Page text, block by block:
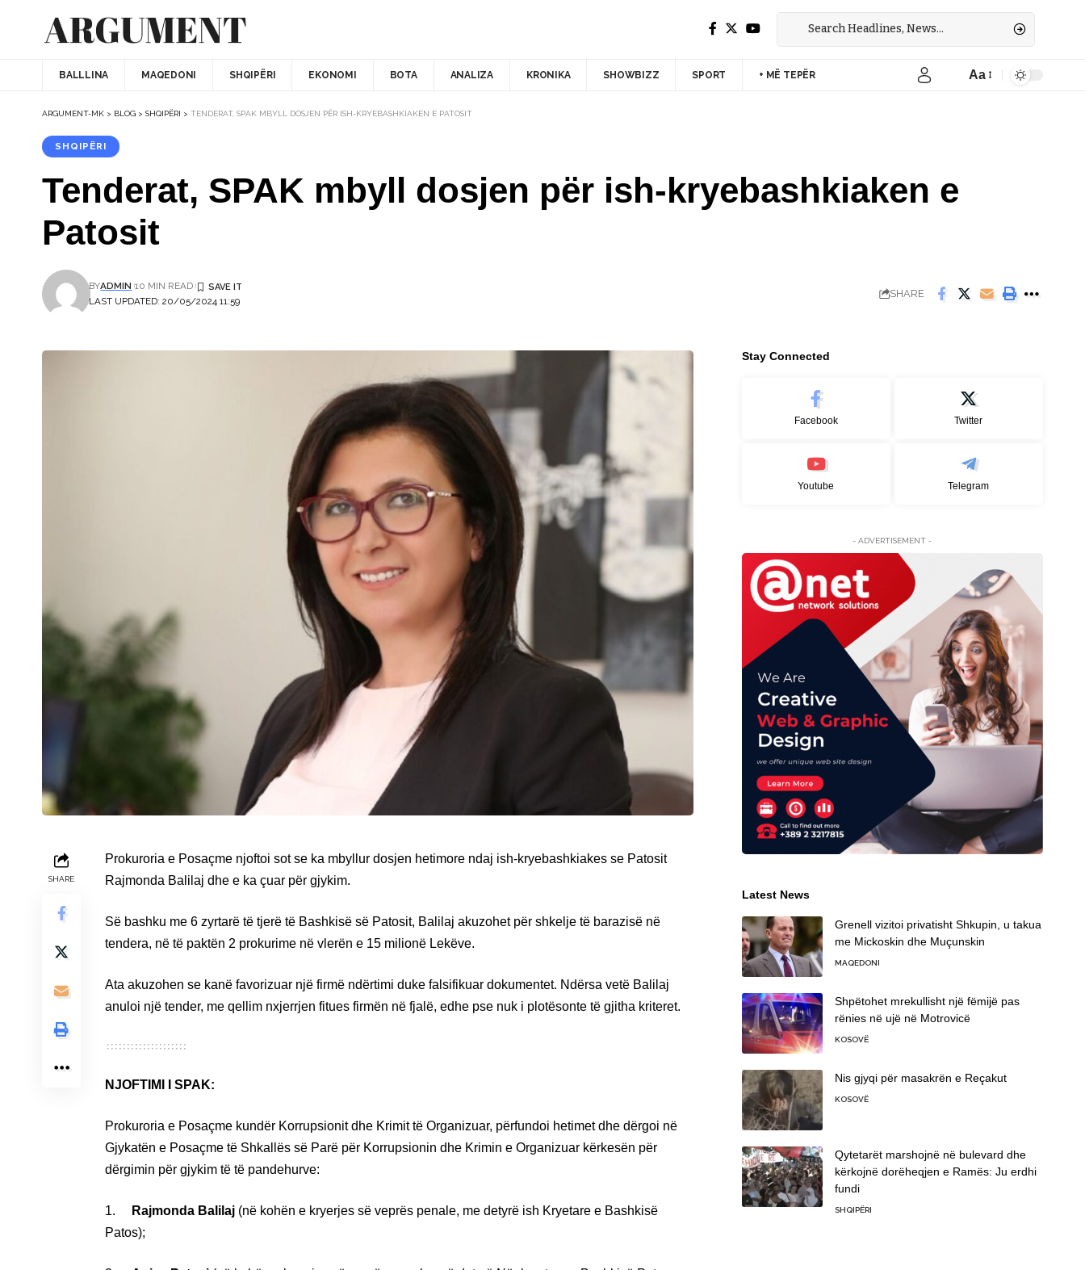
BALLLINA MAQEDONI SHQIPËRI EKONOMI BOTA ANALIZA KRONIKA SHOWBIZZ SPORT + MË TEPËR Aa
ARGUMENT-MK > BLOG > SHQIPËRI > TENDERAT, SPAK MBYLL DOSJEN PËR ISH-KRYEBASHKIAKEN E PATOSIT
SHQIPËRI
Tenderat, SPAK mbyll dosjen për ish-kryebashkiaken e
Patosit
LAST UPDATED: 20/05/2024 11:59
BYADMIN 10 MIN READ
SHARE
SHARE
Prokuroria e Posaçme njoftoi sot se ka mbyllur dosjen hetimore ndaj ish-kryebashkiakes se Patosit
Rajmonda Balilaj dhe e ka çuar për gjykim.
Së bashku me 6 zyrtarë të tjerë të Bashkisë së Patosit, Balilaj akuzohet për shkelje të barazisë në
tendera, në të paktën 2 prokurime në vlerën e 15 milionë Lekëve.
Ata akuzohen se kanë favorizuar një firmë ndërtimi duke falsifikuar dokumentet. Ndërsa vetë Balilaj
anuloi një tender, me qellim nxjerrjen fitues firmën në fjalë, edhe pse nuk i plotësonte të gjitha kriteret.
NJOFTIMI I SPAK:
Prokuroria e Posaçme kundër Korrupsionit dhe Krimit të Organizuar, përfundoi hetimet dhe dërgoi në
Gjykatën e Posaçme të Shkallës së Parë për Korrupsionin dhe Krimin e Organizuar kërkesën për
dërgimin për gjykim të të pandehurve:
1. Rajmonda Balilaj (në kohën e kryerjes së veprës penale, me detyrë ish Kryetare e Bashkisë
Patos);
Stay Connected
Facebook Twitter
Youtube Telegram
- ADVERTISEMENT -
Latest News
Grenell vizitoi privatisht Shkupin, u takua
me Mickoskin dhe Muçunskin
MAQEDONI
Shpëtohet mrekullisht një fëmijë pas
rënies në ujë në Motrovicë
KOSOVË
Nis gjyqi për masakrën e Reçakut
KOSOVË
Qytetarët marshojnë në bulevard dhe
kërkojnë dorëheqjen e Ramës: Ju erdhi
fundi
SHQIPËRI